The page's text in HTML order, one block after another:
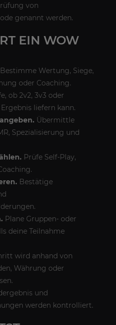
von
genannt werden.
EIN WOW
Bestimme Wertung, Siege,
oder Coaching.
ob 2v2, 3v3 oder
liefern kann.
Übermittle
Spezialisierung und
Prüfe Self-Play,
Bestätige
Plane Gruppen- oder
deine Teilnahme
wird anhand von
Währung oder
und
werden kontrolliert.